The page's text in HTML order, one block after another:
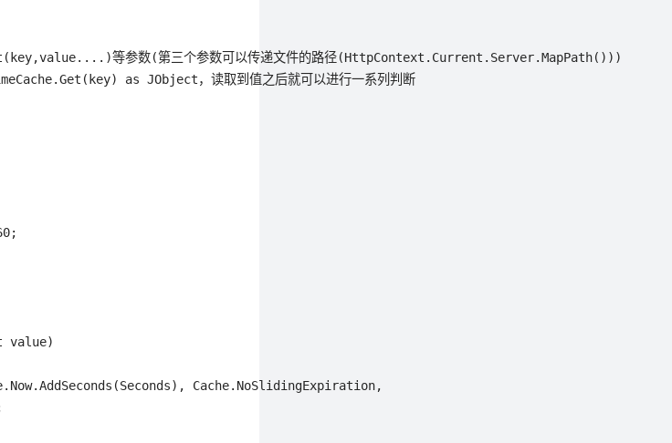
等参数(第三个参数可以传递文件的路径(HttpContext.Current.Server.MapPath()))
as JObject，读取到值之后就可以进行一系列判断
Cache.NoSlidingExpiration,